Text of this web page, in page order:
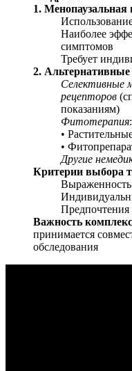
1.
Наиболее
симптомов
Требует
2.
Селективные
рецепторов
показаниям)
Фитотерапия:
•
•
Другие
Критерии выбора
Предпочтения
Важность
принимается
обследования